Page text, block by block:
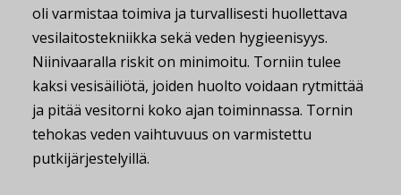
oli varmistaa toimiva ja turvallisesti huollettava
vesilaitostekniikka sekä veden hygieenisyys.
Niinivaaralla riskit on minimoitu. Torniin tulee
kaksi vesisäiliötä, joiden huolto voidaan rytmittää
ja pitää vesitorni koko ajan toiminnassa. Tornin
tehokas veden vaihtuvuus on varmistettu
putkijärjestelyillä.